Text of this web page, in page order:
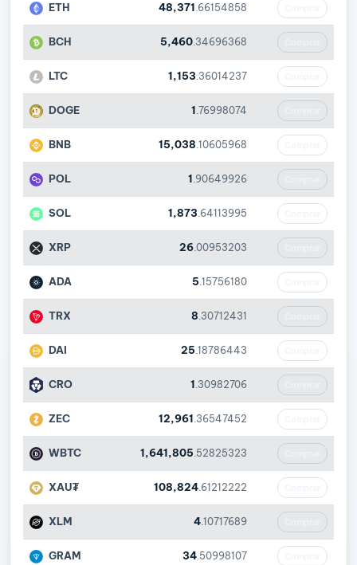
ETH 48,371 .66154858
BCH 5,460 .34696368
LTC 1,153 .36014237
DOGE 1 .76998074
BNB 15,038 .10605968
POL 1 .90649926
SOL 1,873 .64113995
XRP 26 .00953203
ADA 5 .15756180
TRX 8 .30712431
DAI 25 .18786443
CRO 1 .30982706
ZEC 12,961 .36547452
WBTC 1,641,805 .52825323
XAU₮ 108,824 .61212222
XLM 4 .10717689
GRAM 34 .50998107